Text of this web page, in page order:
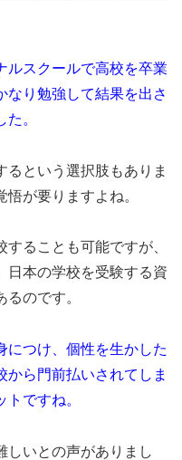
ルスクールで高校を卒業
なり勉強して結果を出さ
。
るという選択肢もありま
が要りますよね。
ることも可能ですが、
日本の学校を受験する資
のです。
につけ、個性を生かした
ら門前払いされてしま
ですね。
しいとの声がありまし